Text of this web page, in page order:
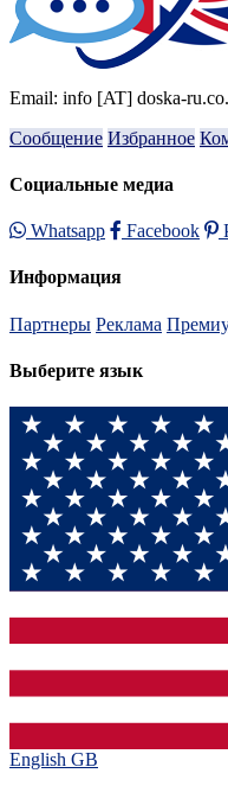
Email: info [AT] doska-
Сообщение Избранное
Социальные медиа
Whatsapp Facebook
Информация
Партнеры Реклама
Выберите язык
English GB‎